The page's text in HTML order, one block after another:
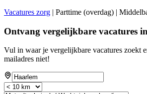
Vacatures zorg | Parttime (overdag) |
Ontvang vergelijkbare vacatures
Vul in waar je vergelijkbare vacatures zoekt
mailadres niet!